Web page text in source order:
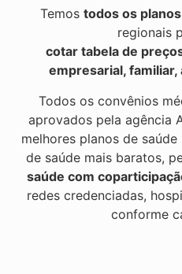
Temos todos os
regionais
cotar tabela de
empresarial, familiar,
Todos os convênios
aprovados pela agência
melhores planos de
de saúde mais baratos,
saúde com
redes credenciadas,
conforme